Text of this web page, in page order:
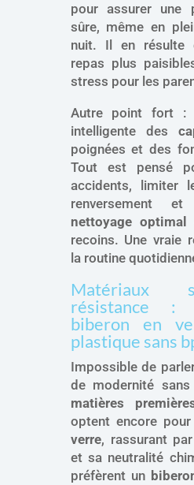
pour assurer une
sûre, même en
nuit. Il en résulte
repas plus
stress pour les
Autre point fort :
intelligente des
poignées et des
Tout est pensé
accidents, limiter
renversement
nettoyage optimal
recoins. Une vraie
la routine
Matériaux
résistance :
biberon en
plastique sans
Impossible de
de modernité
matières
optent encore
verre, rassurant
et sa neutralité
préfèrent un